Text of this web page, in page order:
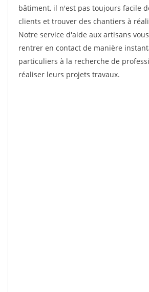
bâtiment, il n'est pas toujours facile
clients et trouver des chantiers à
Notre service d'aide aux artisans
rentrer en contact de manière
particuliers à la recherche de
réaliser leurs projets travaux.